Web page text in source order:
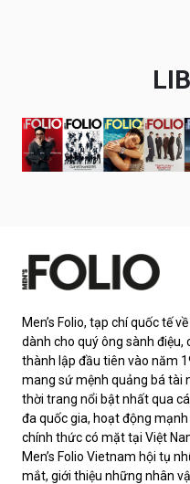
Men’s Folio, tạp chí quốc tế
dành cho quý ông sành điệu,
thành lập đầu tiên vào năm
mang sứ mệnh quảng bá tài
thời trang nổi bật nhất qua
đa quốc gia, hoạt động
chính thức có mặt tại Việt
Men’s Folio Vietnam hội tụ
mắt, giới thiệu những nhân